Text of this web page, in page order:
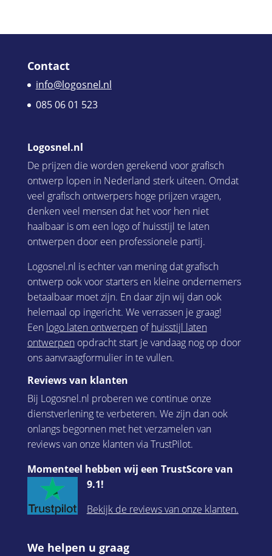
Contact
info@logosnel.nl
085 06 01 523
Logosnel.nl
De prijzen die worden gerekend voor grafisch
ontwerp lopen in Nederland sterk uiteen. Omdat
veel grafisch ontwerpers hoge prijzen vragen,
denken veel mensen dat het voor hen niet
haalbaar is om een logo of huisstijl te laten
ontwerpen door een professionele partij.
Logosnel.nl is echter van mening dat grafisch
ontwerp ook voor starters en kleine ondernemers
betaalbaar moet zijn. En daar zijn wij dan ook
helemaal op ingericht. We verrassen je graag!
Een logo laten ontwerpenofhuisstijl laten
ontwerpenopdracht start je vandaag nog op door
ons aanvraagformulier in te vullen.
Reviews van klanten
Bij Logosnel.nl proberen we continue onze
dienstverlening te verbeteren. We zijn dan ook
onlangs begonnen met het verzamelen van
reviews van onze klanten via TrustPilot.
Momenteel hebben wij een TrustScore van
9.1!
Bekijk de reviews van onze klanten.
We helpen u graag